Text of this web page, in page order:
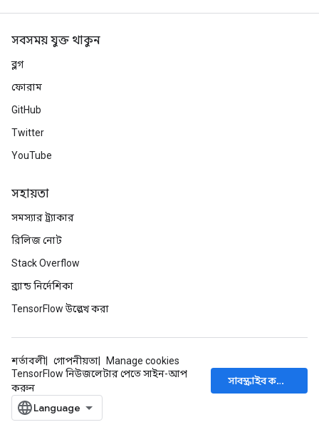
সবসময় যুক্ত থাকুন
ব্লগ
ফোরাম
GitHub
Twitter
YouTube
সহায়তা
সমস্যার ট্র্যাকার
রিলিজ নোট
Stack Overflow
ব্র্যান্ড নির্দেশিকা
TensorFlow উল্লেখ করা
শর্তাবলী গোপনীয়তা
Manage cookies
TensorFlow নিউজলেটার পেতে সাইন-আপ
করুন
সাবস্ক্রাইব করুন